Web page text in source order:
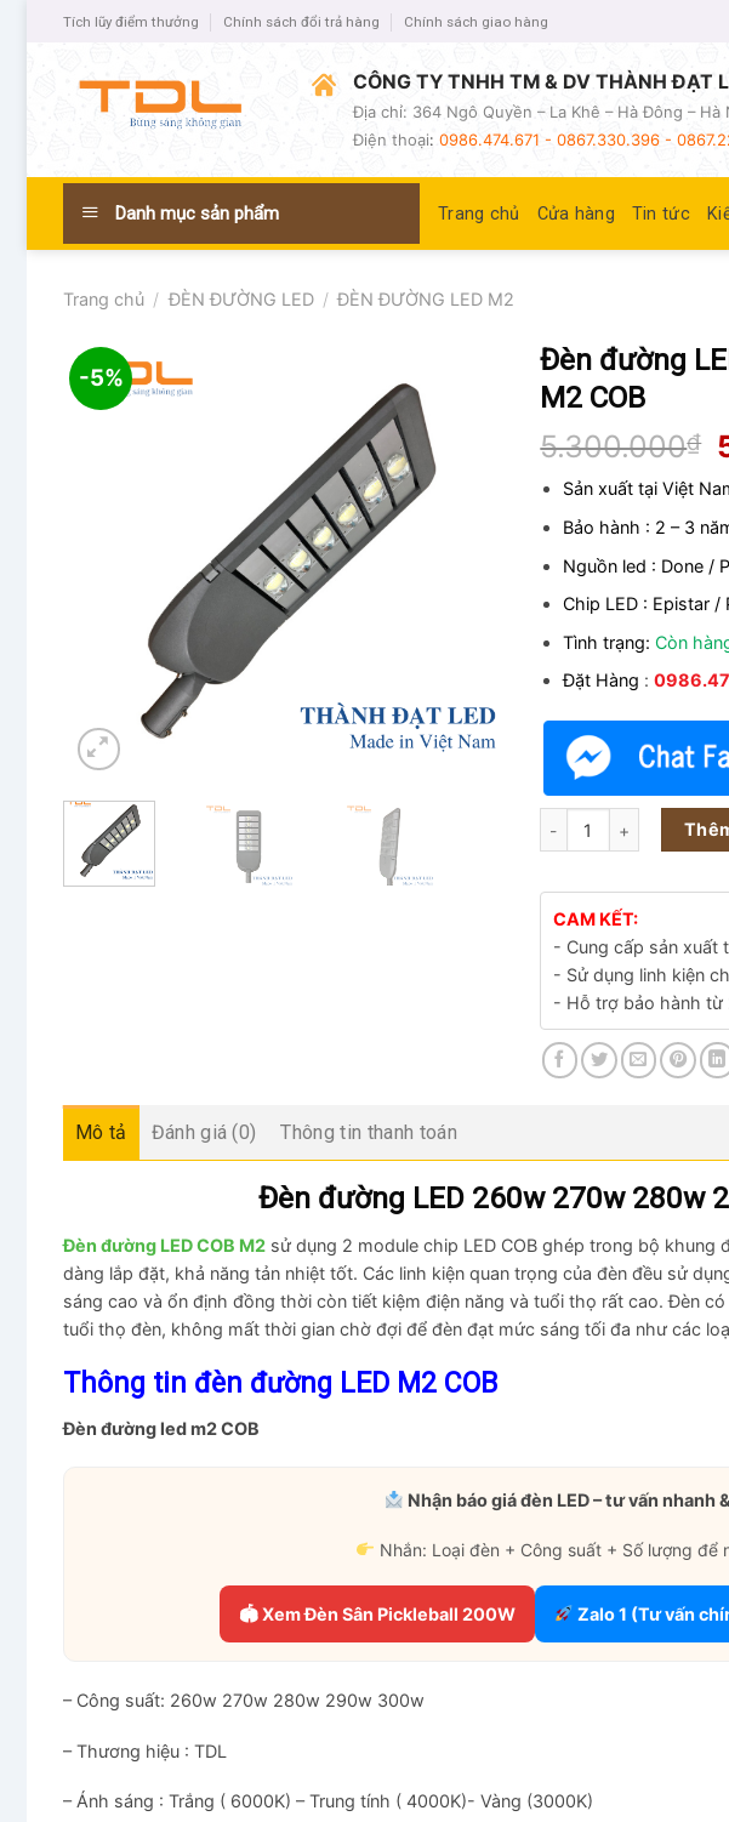
Tích lũy điểm thưởng Chính sách đổi trả hàng Chính sách giao hàng
CÔNG TY TNHH TM & DV THÀNH ĐẠT
Địa chỉ: 364 Ngô Quyền – La Khê – Hà Đông – Hà
Điện thoại: 0986.474.671 - 0867.330.396 -
Danh mục sản phẩm Trang chủ Cửa hàng Tin tức
Trang chủ / ĐÈN ĐƯỜNG LED / ĐÈN ĐƯỜNG LED M2
-5%
Đèn đường
M2 COB
5.300.000₫
Sản xuất tại Việt
Bảo hành : 2 – 3
Nguồn led : Done /
Chip LED : Epistar /
Tình trạng:Còn
Đặt Hàng :
Đèn đường LED 260w
CAM KẾT:
- Cung cấp sản xuất
- Sử dụng linh kiện
- Hỗ trợ bảo hành từ
Mô tả Đánh giá (0) Thông tin thanh toán
Đèn đường LED 260w 270w 280w
Đèn đường LED COB M2 sử dụng 2 module chip LED COB ghép trong bộ
dàng lắp đặt, khả năng tản nhiệt tốt. Các linh kiện quan trọng của đèn đều sử
sáng cao và ổn định đồng thời còn tiết kiệm điện năng và tuổi thọ rất cao. Đèn
tuổi thọ đèn, không mất thời gian chờ đợi để đèn đạt mức sáng tối đa như các
Thông tin đèn đường LED M2 COB
Đèn đường led m2 COB
Nhận báo giá đèn LED – tư vấn nhanh
Nhắn: Loại đèn + Công suất + Số lượng để
🏟 Xem Đèn Sân Pickleball 200W Zalo 1 (Tư vấn
– Công suất: 260w 270w 280w 290w 300w
– Thương hiệu : TDL
– Ánh sáng : Trắng ( 6000K) – Trung tính ( 4000K)- Vàng (3000K)